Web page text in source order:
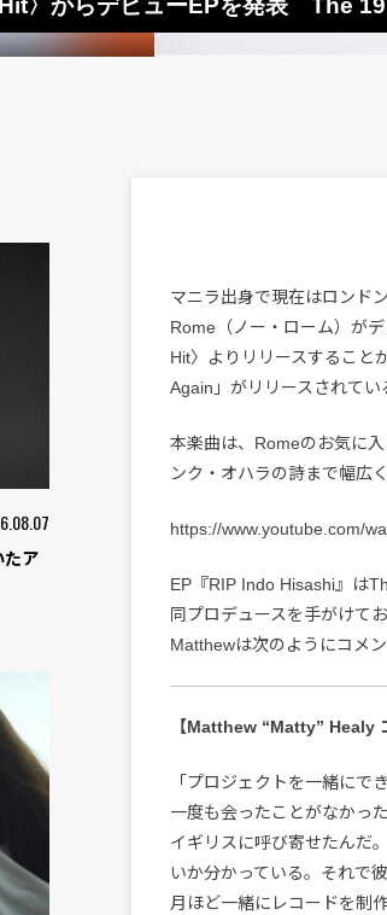
〉からデビューEPを発表 The
たア
マニラ出身で現在はロンド
Rome（ノー・ローム）が
Hit〉よりリリースすること
Again」がリリースされてい
本楽曲は、Romeのお気に
ンク・オハラの詩まで幅広
https://www.youtube.com/
EP『RIP Indo Hisashi』は
同プロデュースを手がけて
Matthewは次のようにコメン
【Matthew “Matty” Healy
「プロジェクトを一緒にで
一度も会ったことがなかっ
イギリスに呼び寄せたんだ
いか分かっている。それで
月ほど一緒にレコードを制